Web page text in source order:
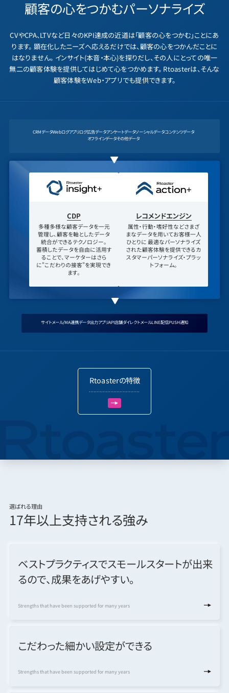
顧客の心をつかむパーソナライズ
CVやCPA、LTVなど日々のKPI達成の近道は「顧客の心をつかむ」ことにあ
ります。 顕在化したニーズへ応えるだけでは、顧客の心をつかんだことに
はなりません。 インサイト(本音・本心)を探りだし、その人にとっての唯一
無二の顧客体験を提供してはじめて心をつかめます。 Rtoasterは、そんな
顧客体験をWeb・アプリでも提供できます。
CRMデータWebログアプリログ広告データアンケートデータソーシャルデータコンテンツデータ
オフラインデータその他データ
レコメンドエンジン
属性・行動・嗜好性などさまざ
まなデータを用いてお客様一人
ひとりに 最適なパーソナライズ
された顧客体験を提供できるカ
スタマーパーソナライズ・プラッ
トフォーム。
CDP
多種多様な顧客データを一元
管理し、顧客を軸としたデータ
統合ができるテクノロジー。
蓄積したデータを自由に活用す
ることで、マーケターはさら
に"こだわりの接客"を実現でき
ます。
サイトメール/MA連携データ出力アプリAPI店舗ダイレクトメールLINE配信PUSH通知
Rtoasterの特徴
17年以上支持される強み
選ばれる理由
ベストプラクティスでスモールスタートが出来
るので、成果をあげやすい。
Strengths that have been supported for many years
こだわった細かい設定ができる
Strengths that have been supported for many years